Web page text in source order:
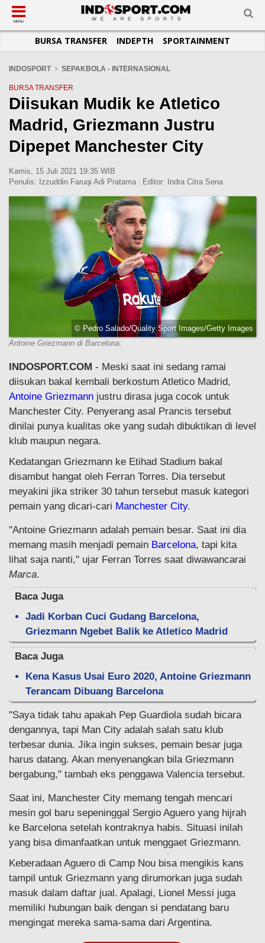
SUB-MENU
SEPAKBOLA
LIGA INGGRIS
LIGA ITALIA
LIGA SPANYOL
LIGA JERMAN
LIGA EUROPA
SUB-MENU
SPORTAINMENT
SUB-MENU
OTOMOTIF
OTOMANIA
SUB-MENU
BASKET
FUTSAL
OLIMPIK
E-SPORT
SUB-MENU
JADWAL
SUB-MENU
TOPIK HARI INI
INFOGRAFIS
GALERI FOTO
TEMPAT OLAHRAGA
KOMUNITAS SEHAT
MENU
BURSA TRANSFER INDEPTH SPORTAINMENT
INDOSPORT SEPAKBOLA - INTERNASIONAL
BURSA TRANSFER
Diisukan Mudik ke Atletico
Madrid, Griezmann Justru
Dipepet Manchester City
Kamis, 15 Juli 2021 19:35 WIB
Penulis: Izzuddin Faruqi Adi Pratama Editor: Indra Citra Sena
© Pedro Salado/Quality Sport Images/Getty Images
Antoine Griezmann di Barcelona.
INDOSPORT.COM - Meski saat ini sedang ramai
diisukan bakal kembali berkostum Atletico Madrid,
Antoine Griezmann justru dirasa juga cocok untuk
Manchester City. Penyerang asal Prancis tersebut
dinilai punya kualitas oke yang sudah dibuktikan di level
klub maupun negara.
Kedatangan Griezmann ke Etihad Stadium bakal
disambut hangat oleh Ferran Torres. Dia tersebut
meyakini jika striker 30 tahun tersebut masuk kategori
pemain yang dicari-cari Manchester City.
"Antoine Griezmann adalah pemain besar. Saat ini dia
memang masih menjadi pemain Barcelona, tapi kita
lihat saja nanti," ujar Ferran Torres saat diwawancarai
Marca.
Baca Juga
Jadi Korban Cuci Gudang Barcelona,
Griezmann Ngebet Balik ke Atletico Madrid
Baca Juga
Kena Kasus Usai Euro 2020, Antoine Griezmann
Terancam Dibuang Barcelona
"Saya tidak tahu apakah Pep Guardiola sudah bicara
dengannya, tapi Man City adalah salah satu klub
terbesar dunia. Jika ingin sukses, pemain besar juga
harus datang. Akan menyenangkan bila Griezmann
bergabung," tambah eks penggawa Valencia tersebut.
Saat ini, Manchester City memang tengah mencari
mesin gol baru sepeninggal Sergio Aguero yang hijrah
ke Barcelona setelah kontraknya habis. Situasi inilah
yang bisa dimanfaatkan untuk menggaet Griezmann.
Keberadaan Aguero di Camp Nou bisa mengikis kans
tampil untuk Griezmann yang dirumorkan juga sudah
masuk dalam daftar jual. Apalagi, Lionel Messi juga
memiliki hubungan baik dengan si pendatang baru
mengingat mereka sama-sama dari Argentina.